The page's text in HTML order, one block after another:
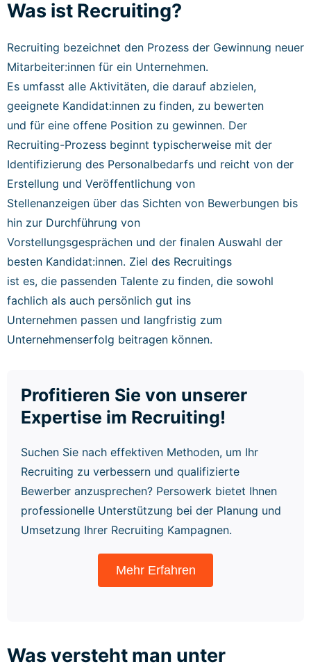
Was ist Recruiting?
Recruiting bezeichnet den Prozess der Gewinnung neuer
Mitarbeiter:innen für ein Unternehmen.
Es umfasst alle Aktivitäten, die darauf abzielen,
geeignete Kandidat:innen zu finden, zu bewerten
und für eine offene Position zu gewinnen. Der
Recruiting-Prozess beginnt typischerweise mit der
Identifizierung des Personalbedarfs und reicht von der
Erstellung und Veröffentlichung von
Stellenanzeigen über das Sichten von Bewerbungen bis
hin zur Durchführung von
Vorstellungsgesprächen und der finalen Auswahl der
besten Kandidat:innen. Ziel des Recruitings
ist es, die passenden Talente zu finden, die sowohl
fachlich als auch persönlich gut ins
Unternehmen passen und langfristig zum
Unternehmenserfolg beitragen können.
Profitieren Sie von unserer
Expertise im Recruiting!
Suchen Sie nach effektiven Methoden, um Ihr
Recruiting zu verbessern und qualifizierte
Bewerber anzusprechen? Persowerk bietet Ihnen
professionelle Unterstützung bei der Planung und
Umsetzung Ihrer Recruiting Kampagnen.
Mehr Erfahren
Was versteht man unter